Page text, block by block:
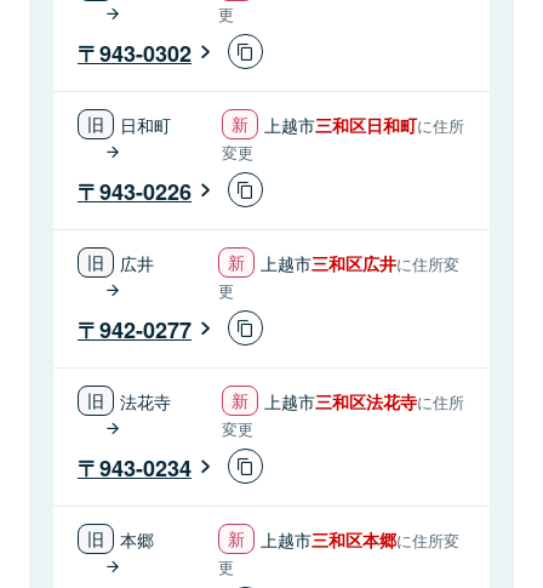
更
943-0302
日和町 上越市三和区日和町に住所
変更
943-0226
広井 上越市三和区広井に住所変
更
942-0277
法花寺 上越市三和区法花寺に住所
変更
943-0234
本郷 上越市三和区本郷に住所変
更